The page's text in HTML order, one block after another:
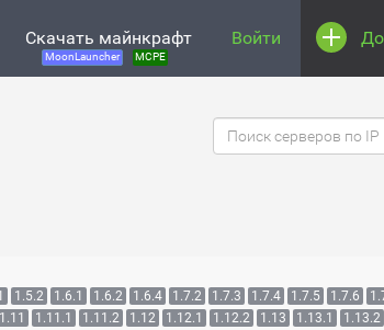
Скачать майнкрафт
MoonLauncher MCPE
Войти
1.5.2 1.6.1 1.6.2 1.6.4 1.7.2 1.7.3 1.7.4 1.7.5 1.7.6
1.11 1.11.1 1.11.2 1.12 1.12.1 1.12.2 1.13 1.13.1 1.13.2